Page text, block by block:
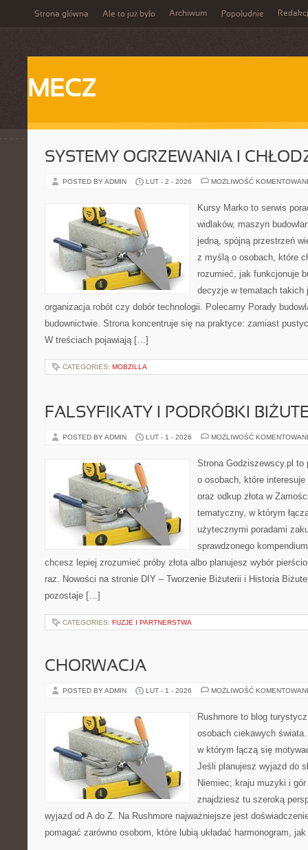
Strona główna Ale to już było Archiwum Popołudnie
MECZ
SYSTEMY OGRZEWANIA I
POSTED BY ADMIN LUT - 2 - 2026 MOŻLIWOŚĆ
Kursy Marko to serwis
widlaków, maszyn
jedną, spójną przestrzeń
z myślą o osobach, które
rozumieć, jak funkcjonuje
decyzje w tematach
organizacja robót czy dobór technologii. Polecamy Porady
budownictwie. Strona koncentruje się na praktyce: zamiast
W treściach pojawiają […]
CATEGORIES: MOBZILLA
FALSYFIKATY I PODRÓBKI
POSTED BY ADMIN LUT - 1 - 2026 MOŻLIWOŚĆ
Strona Godziszewscy.pl
o osobach, które
oraz odkup złota w
tematyczny, w którym
użytecznymi poradami
sprawdzonego
chcesz lepiej zrozumieć próby złota albo planujesz wybór
raz. Nowości na stronie DIY – Tworzenie Biżuterii i Historia
pozostaje […]
CATEGORIES: FUZJE I PARTNERSTWA
CHORWACJA
POSTED BY ADMIN LUT - 1 - 2026 MOŻLIWOŚĆ
Rushmore to blog
osobach ciekawych
w którym łączą się
Jeśli planujesz wyjazd do
Niemiec, kraju muzyki i
znajdziesz tu szeroką
wyjazd od A do Z. Na Rushmore najważniejsze jest
pomagać zarówno osobom, które lubią układać harmonogram,